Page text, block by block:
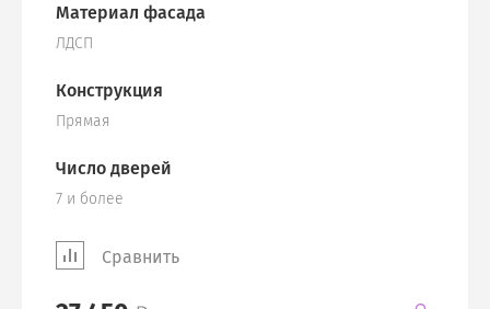
Материал фасада
ЛДСП
Конструкция
Прямая
Число дверей
7 и более
Сравнить